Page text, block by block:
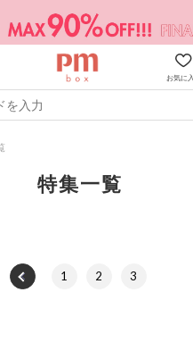
お気に
特集一覧
1 2 3